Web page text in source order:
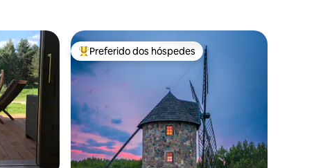
hóspedes Entre os melhores preferidos dos hóspedes
Preferido dos hóspedes